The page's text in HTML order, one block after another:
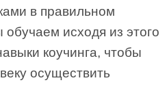
в правильном
исходя из этого
коучинга, чтобы
осуществить